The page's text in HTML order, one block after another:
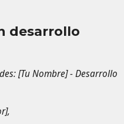
desarrollo
[Tu Nombre] - Desarrollo